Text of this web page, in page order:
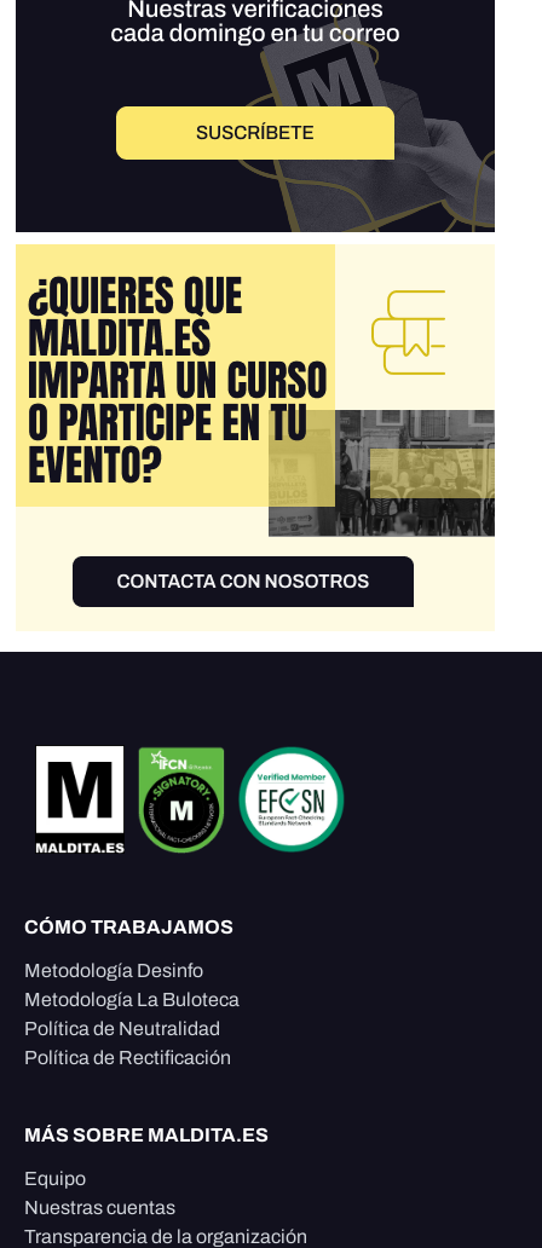
CÓMO TRABAJAMOS
Metodología Desinfo
Metodología La Buloteca
Política de Neutralidad
Política de Rectificación
MÁS SOBRE MALDITA.ES
Equipo
Nuestras cuentas
Transparencia de la organización